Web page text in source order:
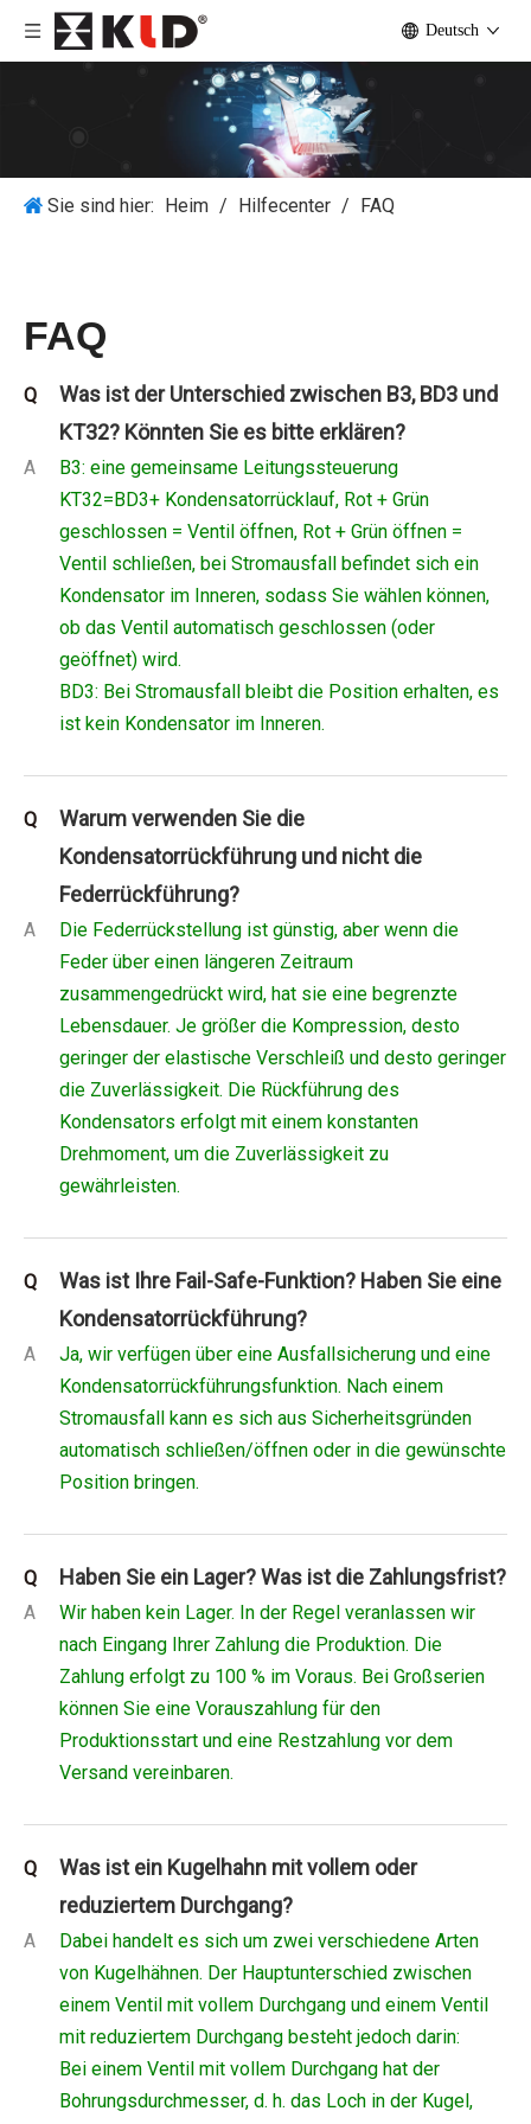
Deutsch
Sie sind hier: Heim / Hilfecenter / FAQ
FAQ
Q
Was ist der Unterschied zwischen B3, BD3 und
KT32? Könnten Sie es bitte erklären?
A
B3: eine gemeinsame Leitungssteuerung
KT32=BD3+ Kondensatorrücklauf, Rot + Grün
geschlossen = Ventil öffnen, Rot + Grün öffnen =
Ventil schließen, bei Stromausfall befindet sich ein
Kondensator im Inneren, sodass Sie wählen können,
ob das Ventil automatisch geschlossen (oder
geöffnet) wird.
BD3: Bei Stromausfall bleibt die Position erhalten, es
ist kein Kondensator im Inneren.
Q
Warum verwenden Sie die
Kondensatorrückführung und nicht die
Federrückführung?
A
Die Federrückstellung ist günstig, aber wenn die
Feder über einen längeren Zeitraum
zusammengedrückt wird, hat sie eine begrenzte
Lebensdauer. Je größer die Kompression, desto
geringer der elastische Verschleiß und desto geringer
die Zuverlässigkeit. Die Rückführung des
Kondensators erfolgt mit einem konstanten
Drehmoment, um die Zuverlässigkeit zu
gewährleisten.
Q
Was ist Ihre Fail-Safe-Funktion? Haben Sie eine
Kondensatorrückführung?
A
Ja, wir verfügen über eine Ausfallsicherung und eine
Kondensatorrückführungsfunktion. Nach einem
Stromausfall kann es sich aus Sicherheitsgründen
automatisch schließen/öffnen oder in die gewünschte
Position bringen.
Q Haben Sie ein Lager? Was ist die Zahlungsfrist?
A
Wir haben kein Lager. In der Regel veranlassen wir
nach Eingang Ihrer Zahlung die Produktion. Die
Zahlung erfolgt zu 100 % im Voraus. Bei Großserien
können Sie eine Vorauszahlung für den
Produktionsstart und eine Restzahlung vor dem
Versand vereinbaren.
Q
Was ist ein Kugelhahn mit vollem oder
reduziertem Durchgang?
A
Dabei handelt es sich um zwei verschiedene Arten
von Kugelhähnen. Der Hauptunterschied zwischen
einem Ventil mit vollem Durchgang und einem Ventil
mit reduziertem Durchgang besteht jedoch darin:
Bei einem Ventil mit vollem Durchgang hat der
Bohrungsdurchmesser, d. h. das Loch in der Kugel,